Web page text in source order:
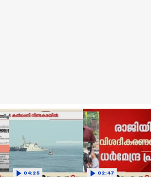
04:25 02:47